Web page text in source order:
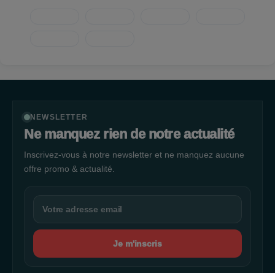
NEWSLETTER
Ne manquez rien de notre actualité
Inscrivez-vous à notre newsletter et ne manquez aucune
offre promo & actualité.
Je m'inscris